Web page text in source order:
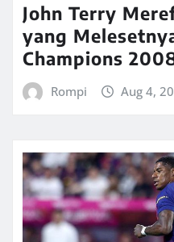
John Terry
yang
Champions
Rompi Aug 4,